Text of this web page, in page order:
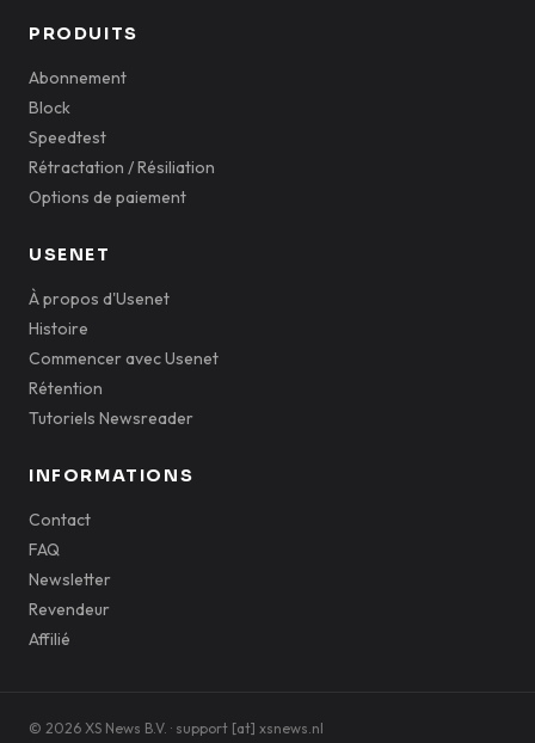
PRODUITS
Abonnement
Block
Speedtest
Rétractation / Résiliation
Options de paiement
USENET
À propos d'Usenet
Histoire
Commencer avec Usenet
Rétention
Tutoriels Newsreader
INFORMATIONS
Contact
FAQ
Newsletter
Revendeur
Affilié
© 2026 XS News B.V. · support [at] xsnews.nl